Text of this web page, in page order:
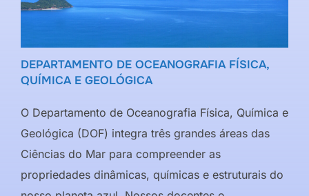
DEPARTAMENTO DE OCEANOGRAFIA FÍSICA,
QUÍMICA E GEOLÓGICA
O Departamento de Oceanografia Física, Química e
Geológica (DOF) integra três grandes áreas das
Ciências do Mar para compreender as
propriedades dinâmicas, químicas e estruturais do